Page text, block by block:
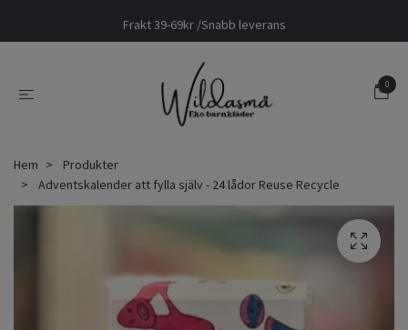
Frakt 39-69kr /Snabb leverans
0
Hem
Produkter
Adventskalender att fylla själv - 24 lådor Reuse Recycle